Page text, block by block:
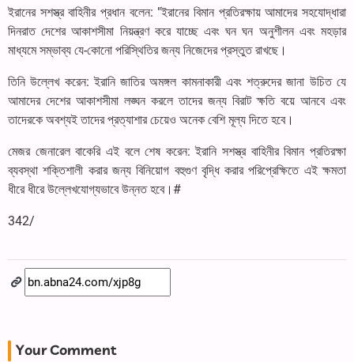
ইরানের সশস্ত্র বাহিনীর প্রধান বলেন: "ইরানের বিমান প্রতিরক্ষায় আমাদের সহযোদ্ধারা
দিনরাত দেশের আকাশসীমা নিয়ন্ত্রণ করে যাচ্ছে এবং ঘন ঘন অনুশীলন এবং মহড়ার
মাধ্যমে সম্ভাব্য যে-কোনো পরিস্থিতির জন্য নিজেদের প্রস্তুত রাখছে।
তিনি উল্লেখ করেন: ইরানি জাতির অমঙ্গল কামনাকারী এবং শত্রুদের জানা উচিত যে
আমাদের দেশের আকাশসীমা লঙ্ঘন করলে তাদের জন্য বিরাট ক্ষতি বয়ে আনবে এবং
তাদেরকে অবশ্যই তাদের প্রত্যাশার চেয়েও অনেক বেশি মূল্য দিতে হবে।
মেজর জেনারেল বাকেরি এই বলে শেষ করেন: ইরানি সশস্ত্র বাহিনীর বিমান প্রতিরক্ষা
ব্যবস্থা শক্তিশালী করার জন্য বিনিয়োগ বহুগুণ বৃদ্ধি করার পরিপ্রেক্ষিতে এই ক্ষমতা
ধীরে ধীরে উল্লেখযোগ্যভাবে উন্নত হবে।#
342/
Your Comment